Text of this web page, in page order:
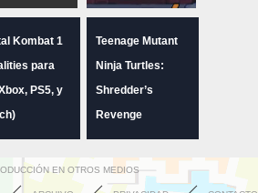
Kombat 1
para
PS5, y
Teenage Mutant
Ninja Turtles:
Shredder’s
Revenge
EN OTROS MEDIOS